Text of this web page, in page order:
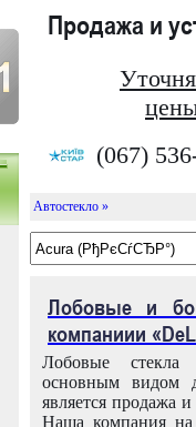
Продажа и
(067)
Автостекло »
Лобовые и
компаниии
Лобовые
основным видом
является продажа и
Наша компания на